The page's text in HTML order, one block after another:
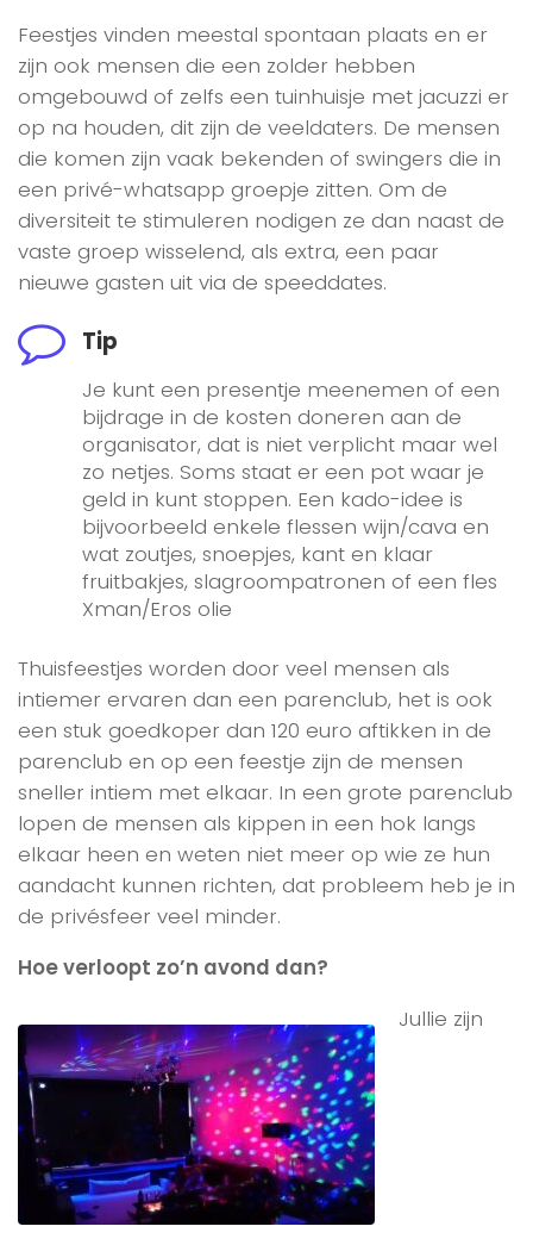
Feestjes vinden meestal spontaan plaats en er
zijn ook mensen die een zolder hebben
omgebouwd of zelfs een tuinhuisje met jacuzzi er
op na houden, dit zijn de veeldaters. De mensen
die komen zijn vaak bekenden of swingers die in
een privé-whatsapp groepje zitten. Om de
diversiteit te stimuleren nodigen ze dan naast de
vaste groep wisselend, als extra, een paar
nieuwe gasten uit via de speeddates.
Tip
Je kunt een presentje meenemen of een
bijdrage in de kosten doneren aan de
organisator, dat is niet verplicht maar wel
zo netjes. Soms staat er een pot waar je
geld in kunt stoppen. Een kado-idee is
bijvoorbeeld enkele flessen wijn/cava en
wat zoutjes, snoepjes, kant en klaar
fruitbakjes, slagroompatronen of een fles
Xman/Eros olie
Thuisfeestjes worden door veel mensen als
intiemer ervaren dan een parenclub, het is ook
een stuk goedkoper dan 120 euro aftikken in de
parenclub en op een feestje zijn de mensen
sneller intiem met elkaar. In een grote parenclub
lopen de mensen als kippen in een hok langs
elkaar heen en weten niet meer op wie ze hun
aandacht kunnen richten, dat probleem heb je in
de privésfeer veel minder.
Hoe verloopt zo’n avond dan?
Jullie zijn